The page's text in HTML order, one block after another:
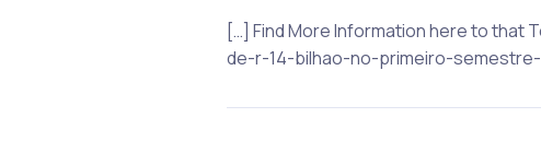
[…] Find More Information here to
de-r-14-bilhao-no-primeiro-